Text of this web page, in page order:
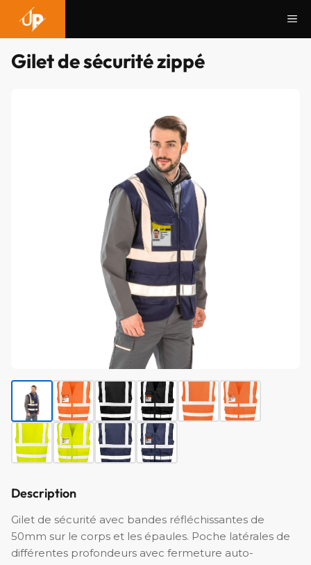
contenu
Gilet de sécurité zippé
Description
Gilet de sécurité avec bandes réfléchissantes de
50mm sur le corps et les épaules. Poche latérales de
différentes profondeurs avec fermeture auto-